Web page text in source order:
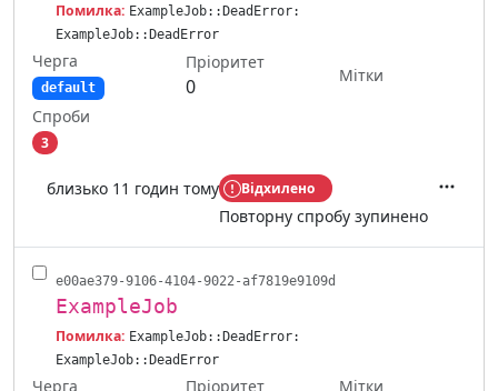
Помилка: ExampleJob::DeadError:
ExampleJob::DeadError
Черга
default
Пріоритет
0
Мітки
Спроби
3
близько 11 годин тому Відхилено
Повторну спробу зупинено
e00ae379-9106-4104-9022-af7819e9109d
ExampleJob
Помилка: ExampleJob::DeadError:
ExampleJob::DeadError
Черга Пріоритет Мітки